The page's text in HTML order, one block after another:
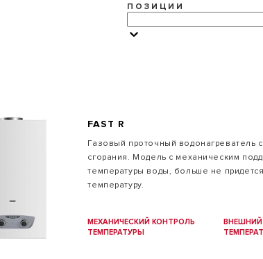
БАРУ
ПОЗИЦИИ
FAST R
Газовый проточный водонагреватель
сгорания. Модель с механическим
температуры воды, больше не придется
температуру.
МЕХАНИЧЕСКИЙ КОНТРОЛЬ
ТЕМПЕРАТУРЫ
ВНЕШНИЙ